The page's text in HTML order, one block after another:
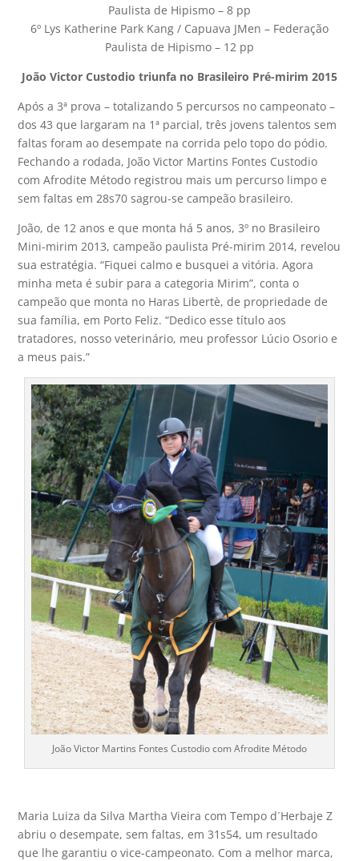
Paulista de Hipismo – 8 pp
6º Lys Katherine Park Kang / Capuava JMen – Federação
Paulista de Hipismo – 12 pp
João Victor Custodio triunfa no Brasileiro Pré-mirim 2015
Após a 3ª prova – totalizando 5 percursos no campeonato –
dos 43 que largaram na 1ª parcial, três jovens talentos sem
faltas foram ao desempate na corrida pelo topo do pódio.
Fechando a rodada, João Victor Martins Fontes Custodio
com Afrodite Método registrou mais um percurso limpo e
sem faltas em 28s70 sagrou-se campeão brasileiro.
João, de 12 anos e que monta há 5 anos, 3º no Brasileiro
Mini-mirim 2013, campeão paulista Pré-mirim 2014, revelou
sua estratégia. “Fiquei calmo e busquei a vitória. Agora
minha meta é subir para a categoria Mirim”, conta o
campeão que monta no Haras Libertè, de propriedade de
sua família, em Porto Feliz. “Dedico esse título aos
tratadores, nosso veterinário, meu professor Lúcio Osorio e
a meus pais.”
João Victor Martins Fontes Custodio com Afrodite Método
Maria Luiza da Silva Martha Vieira com Tempo d´Herbaje Z
abriu o desempate, sem faltas, em 31s54, um resultado
que lhe garantiu o vice-campeonato. Com a melhor marca,